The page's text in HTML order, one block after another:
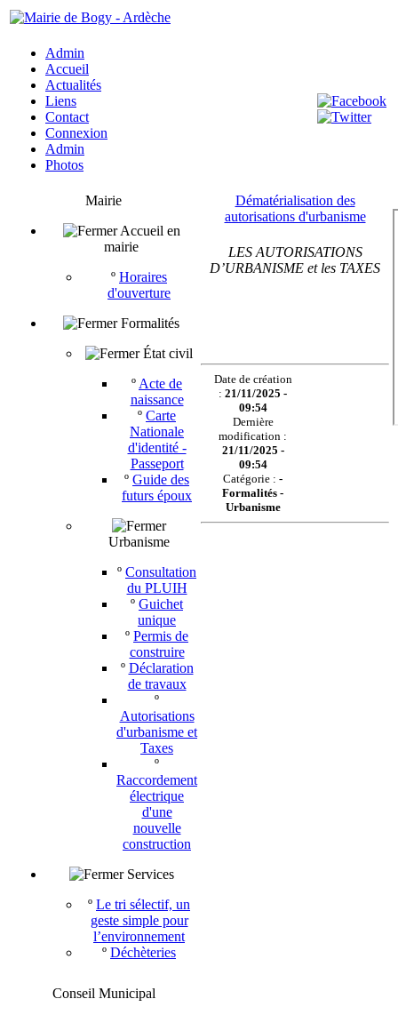
Admin
Accueil
Actualités
Liens
Contact
Connexion
Admin
Photos
Mairie
Accueil en
mairie
º Horaires
d'ouverture
Formalités
État civil
º Acte de
naissance
º Carte
Nationale
d'identité -
Passeport
º Guide des
futurs époux
Urbanisme
º Consultation
du PLUIH
º Guichet
unique
º Permis de
construire
º Déclaration
de travaux
º
Autorisations
d'urbanisme et
Taxes
º
Raccordement
électrique
d'une
nouvelle
construction
Services
º Le tri sélectif, un
geste simple pour
l’environnement
º Déchèteries
Conseil Municipal
Dématérialisation des
autorisations d'urbanisme
LES AUTORISATIONS
D’URBANISME et les TAXES
Date de création
:21/11/2025 -
09:54
Dernière
modification :
21/11/2025 -
09:54
Catégorie :-
Formalités -
Urbanisme